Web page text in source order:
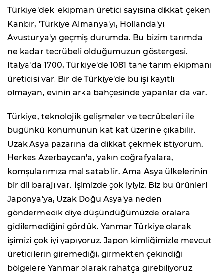
Türkiye'deki ekipman üretici sayısına dikkat çeken
Kanbir, 'Türkiye Almanya'yı, Hollanda'yı,
Avusturya'yı geçmiş durumda. Bu bizim tarımda
ne kadar tecrübeli olduğumuzun göstergesi.
İtalya'da 1700, Türkiye'de 1081 tane tarım ekipmanı
üreticisi var. Bir de Türkiye'de bu işi kayıtlı
olmayan, evinin arka bahçesinde yapanlar da var.
Türkiye, teknolojik gelişmeler ve tecrübeleri ile
bugünkü konumunun kat kat üzerine çıkabilir.
Uzak Asya pazarına da dikkat çekmek istiyorum.
Herkes Azerbaycan'a, yakın coğrafyalara,
komşularımıza mal satabilir. Ama Asya ülkelerinin
bir dil barajı var. İşimizde çok iyiyiz. Biz bu ürünleri
Japonya'ya, Uzak Doğu Asya'ya neden
göndermedik diye düşündüğümüzde oralara
gidilemediğini gördük. Yanmar Türkiye olarak
işimizi çok iyi yapıyoruz. Japon kimliğimizle mevcut
üreticilerin giremediği, girmekten çekindiği
bölgelere Yanmar olarak rahatça girebiliyoruz.